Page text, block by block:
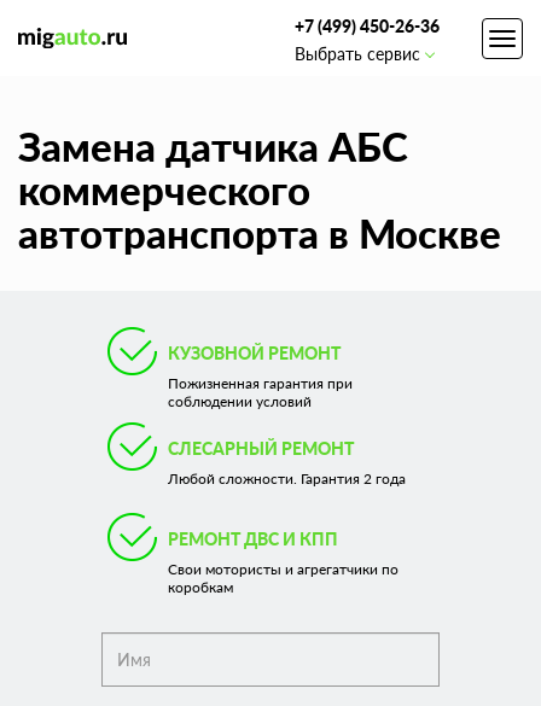
+7 (499) 450-26-36
Выбрать сервис
Замена датчика АБС
коммерческого
автотранспорта в Москве
КУЗОВНОЙ РЕМОНТ
Пожизненная гарантия при
соблюдении условий
СЛЕСАРНЫЙ РЕМОНТ
Любой сложности. Гарантия 2 года
РЕМОНТ ДВС И КПП
Свои мотористы и агрегатчики по
коробкам